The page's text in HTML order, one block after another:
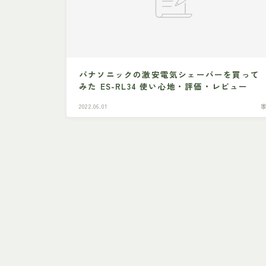
パナソニックの激安電気シェーバーを買って
みた ES-RL34 使い心地・評価・レビュー
2022.06.01